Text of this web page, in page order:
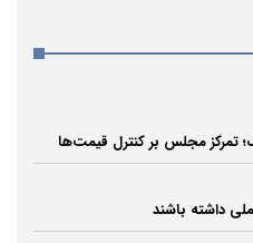
تمرکز مجلس بر کنترل قیمت‌ها
داشته باشند